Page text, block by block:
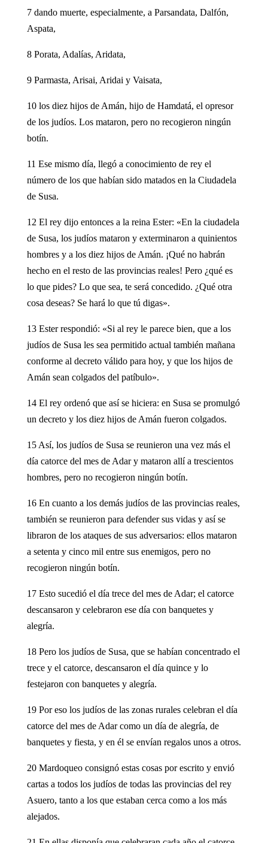
7 dando muerte, especialmente, a Parsandata, Dalfón,
Aspata,
8 Porata, Adalías, Aridata,
9 Parmasta, Arisai, Aridai y Vaisata,
10 los diez hijos de Amán, hijo de Hamdatá, el opresor
de los judíos. Los mataron, pero no recogieron ningún
botín.
11 Ese mismo día, llegó a conocimiento de rey el
número de los que habían sido matados en la Ciudadela
de Susa.
12 El rey dijo entonces a la reina Ester: «En la ciudadela
de Susa, los judíos mataron y exterminaron a quinientos
hombres y a los diez hijos de Amán. ¡Qué no habrán
hecho en el resto de las provincias reales! Pero ¿qué es
lo que pides? Lo que sea, te será concedido. ¿Qué otra
cosa deseas? Se hará lo que tú digas».
13 Ester respondió: «Si al rey le parece bien, que a los
judíos de Susa les sea permitido actual también mañana
conforme al decreto válido para hoy, y que los hijos de
Amán sean colgados del patíbulo».
14 El rey ordenó que así se hiciera: en Susa se promulgó
un decreto y los diez hijos de Amán fueron colgados.
15 Así, los judíos de Susa se reunieron una vez más el
día catorce del mes de Adar y mataron allí a trescientos
hombres, pero no recogieron ningún botín.
16 En cuanto a los demás judíos de las provincias reales,
también se reunieron para defender sus vidas y así se
libraron de los ataques de sus adversarios: ellos mataron
a setenta y cinco mil entre sus enemigos, pero no
recogieron ningún botín.
17 Esto sucedió el día trece del mes de Adar; el catorce
descansaron y celebraron ese día con banquetes y
alegría.
18 Pero los judíos de Susa, que se habían concentrado el
trece y el catorce, descansaron el día quince y lo
festejaron con banquetes y alegría.
19 Por eso los judíos de las zonas rurales celebran el día
catorce del mes de Adar como un día de alegría, de
banquetes y fiesta, y en él se envían regalos unos a otros.
20 Mardoqueo consignó estas cosas por escrito y envió
cartas a todos los judíos de todas las provincias del rey
Asuero, tanto a los que estaban cerca como a los más
alejados.